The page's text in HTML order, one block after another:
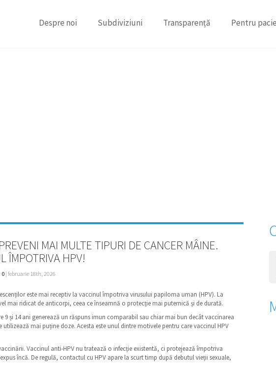
Despre noi Subdiviziuni Transparență Pentru
MAI MULTE TIPURI DE CANCER MÂINE.
ÎMPOTRIVA HPV!
0 | februarie 18th, 2026
este mai receptiv la vaccinul împotriva virusului papiloma uman (HPV). La
mai ridicat de anticorpi, ceea ce înseamnă o protecție mai puternică și de durată.
9 și 14 ani generează un răspuns imun comparabil sau chiar mai bun decât vaccinarea
mai puține doze. Acesta este unul dintre motivele pentru care vaccinul HPV
Vaccinul anti-HPV nu tratează o infecție existentă, ci protejează împotriva
încă. De regulă, contactul cu HPV apare la scurt timp după debutul vieții sexuale,